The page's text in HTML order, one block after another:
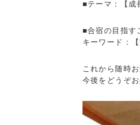
■テーマ：【成
■合宿の目指す
キーワード：
これから随時
今後をどうぞお